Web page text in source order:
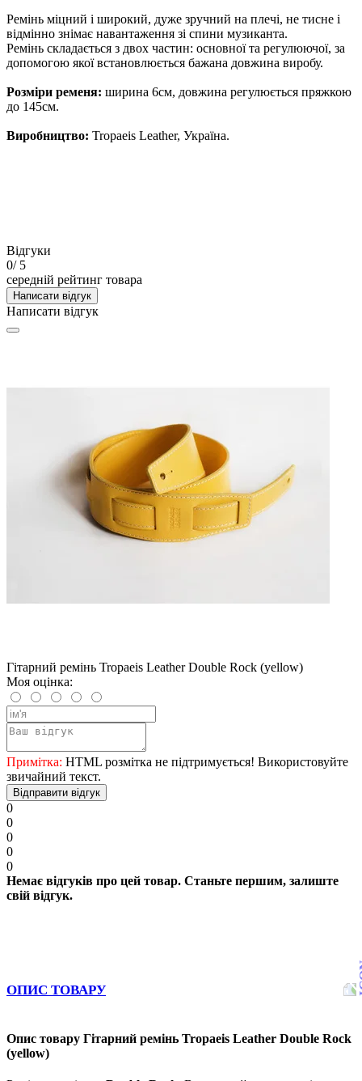
Ремінь міцний і широкий, дуже зручний на плечі, не тисне і
відмінно знімає навантаження зі спини музиканта.
Ремінь складається з двох частин: основної та регулюючої, за
допомогою якої встановлюється бажана довжина виробу.
Розміри ременя: ширина 6см, довжина регулюється пряжкою
до 145см.
Виробництво: Tropaeis Leather, Україна.
Відгуки
0/ 5
середній рейтинг товара
Написати відгук
Написати відгук
Гітарний ремінь Tropaeis Leather Double Rock (yellow)
Моя оцінка:
Примітка: HTML розмітка не підтримується! Використовуйте
звичайний текст.
Відправити відгук
0
0
0
0
0
Немає відгуків про цей товар. Станьте першим, залиште
свій відгук.
ОПИС ТОВАРУ
Опис товару Гітарний ремінь Tropaeis Leather Double Rock
(yellow)